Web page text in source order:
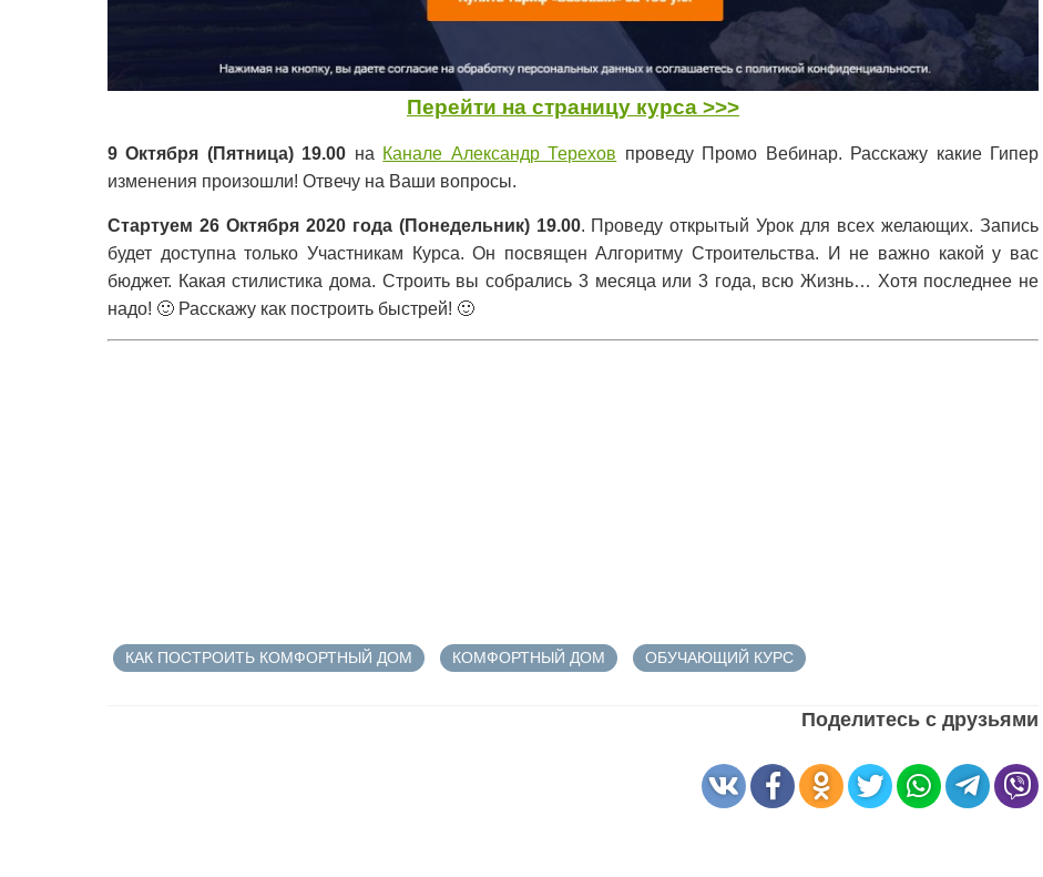
Перейти на страницу курса >>>
9 Октября (Пятница) 19.00 на Канале Александр Терехов проведу Промо Вебинар. Расскажу какие Гипер
изменения произошли! Отвечу на Ваши вопросы.
Стартуем 26 Октября 2020 года (Понедельник) 19.00. Проведу открытый Урок для всех желающих. Запись
будет доступна только Участникам Курса. Он посвящен Алгоритму Строительства. И не важно какой у вас
бюджет. Какая стилистика дома. Строить вы собрались 3 месяца или 3 года, всю Жизнь… Хотя последнее не
надо! 🙂 Расскажу как построить быстрей! 🙂
КАК ПОСТРОИТЬ КОМФОРТНЫЙ ДОМ КОМФОРТНЫЙ ДОМ ОБУЧАЮЩИЙ КУРС
Поделитесь с друзьями